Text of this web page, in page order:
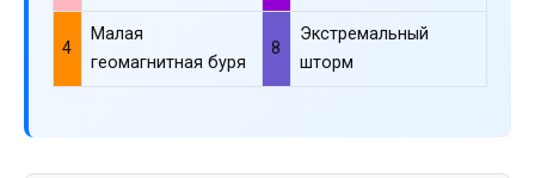
4
Малая
геомагнитная буря
8
Экстремальный
шторм